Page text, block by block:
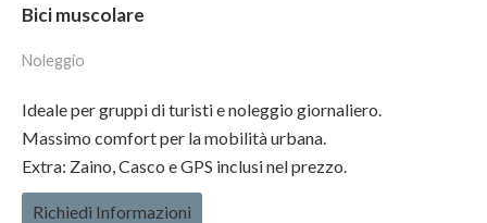
Bici muscolare
Noleggio
Ideale per gruppi di turisti e noleggio giornaliero.
Massimo comfort per la mobilità urbana.
Extra: Zaino, Casco e GPS inclusi nel prezzo.
Richiedi Informazioni